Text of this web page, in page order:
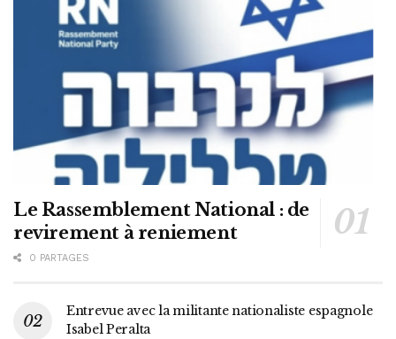
Le Rassemblement National : de
revirement à reniement
0 PARTAGES
Entrevue avec la militante nationaliste espagnole
Isabel Peralta